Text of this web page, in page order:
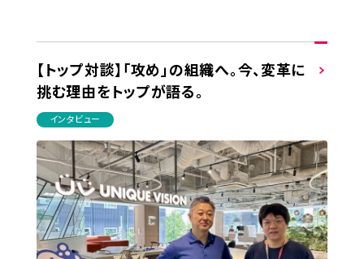
【トップ対談】「攻め」の組織へ。今、変革に
挑む理由をトップが語る。
インタビュー